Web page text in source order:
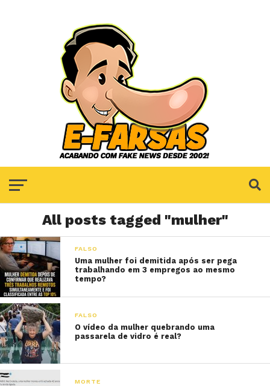
All posts tagged "mulher"
FALSO
Uma mulher foi demitida após ser pega
trabalhando em 3 empregos ao mesmo
tempo?
FALSO
O vídeo da mulher quebrando uma
passarela de vidro é real?
MORTE